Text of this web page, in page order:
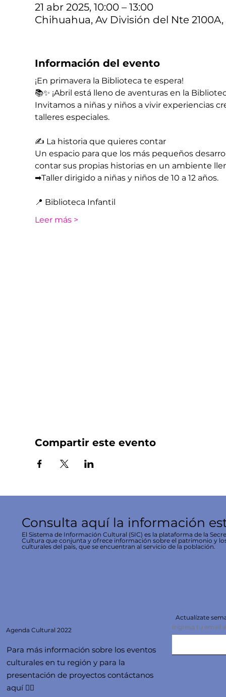
21 abr 2025, 10:00 – 13:00
Chihuahua, Av División del Nte
Información del evento
¡En primavera la Biblioteca te espera!
📚✨ ¡Abril está lleno de aventuras en la
Invitamos a niñas y niños a vivir experiencias
talleres especiales.
✍ La historia que quieres contar
Un espacio para que los más pequeños
contar sus propias historias en un ambiente
➡​Taller dirigido a niñas y niños de 10 a 12 años.
📍 Biblioteca Infantil
Leer más >
Compartir este evento
Consulta aquí la información
El Sistema de Información Cultural (SIC) es la plataforma de la
Cultura que conjunta y ofrece información sobre el patrimonio y
culturales del país, que se encuentran al servicio de la población.
Agenda Cultural 2022
Para más información sobre los eventos
culturales en tu región y para la
presentación de proyectos contáctanos
aquí 👇🏻
Actualízate
Ingresa tu email